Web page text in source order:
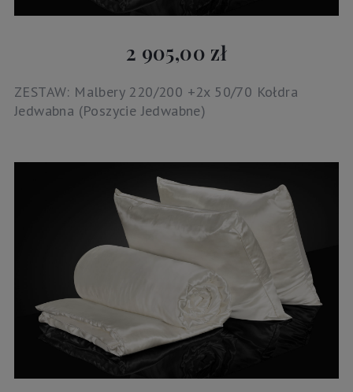
2 905,00 zł
ZESTAW: Malbery 220/200 +2x 50/70 Kołdra
Jedwabna (Poszycie Jedwabne)